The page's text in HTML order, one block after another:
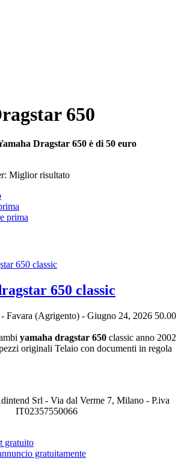
650
Dragstar 650 è di 50 euro
Miglior risultato
prima
650 classic
Favara (Agrigento) - Giugno 24, 2026 50.00
yamaha dragstar 650 classic anno 2002
originali Telaio con documenti in regola
Srl - Via dal Verme 7, Milano - P.iva
IT02357550066
gratuito
gratuitamente